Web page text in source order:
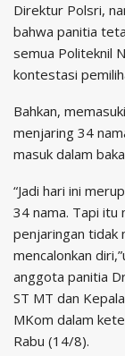
Direktur Polsri,
bahwa panitia
semua Politeknil
kontestasi
Bahkan,
menjaring 34
masuk dalam
“Jadi hari ini
34 nama. Tapi itu
penjaringan tidak
mencalonkan
anggota panitia
ST MT dan
MKom dalam
Rabu (14/8).